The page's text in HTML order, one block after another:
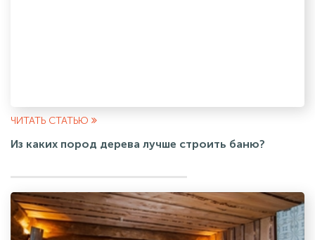
ЧИТАТЬ СТАТЬЮ
Из каких пород дерева лучше строить баню?